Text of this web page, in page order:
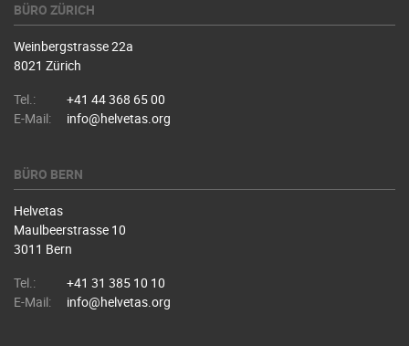
BÜRO ZÜRICH
Weinbergstrasse 22a
8021 Zürich
Tel.:
+41 44 368 65 00
E-Mail:
info@helvetas.org
BÜRO BERN
Helvetas
Maulbeerstrasse 10
3011 Bern
Tel.:
+41 31 385 10 10
E-Mail:
info@helvetas.org